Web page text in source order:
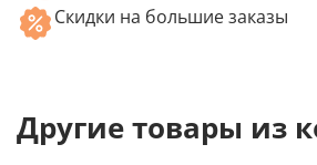
Скидки на большие заказы
Другие товары из